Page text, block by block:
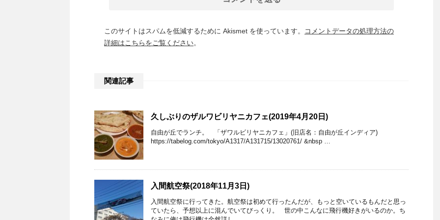
このサイトはスパムを低減するために Akismet を使っています。
コメントデータの処理方法の
詳細はこちらをご覧ください。
関連記事
久しぶりのザルワビリヤニカフェ(2019年4月20日)
自由が丘でランチ。 「ザワルビリヤニカフェ」(旧店名：自由が丘インディア)
https://tabelog.com/tokyo/A1317/A131715/13020761/ &nbsp …
入間航空祭(2018年11月3日)
入間航空祭に行ってきた。航空祭は初めて行ったんだが、もっと空いているもんだと思っ
ていたら、予想以上に混んでいてびっくり。 世の中こんなに飛行機好きがいるのか。ち